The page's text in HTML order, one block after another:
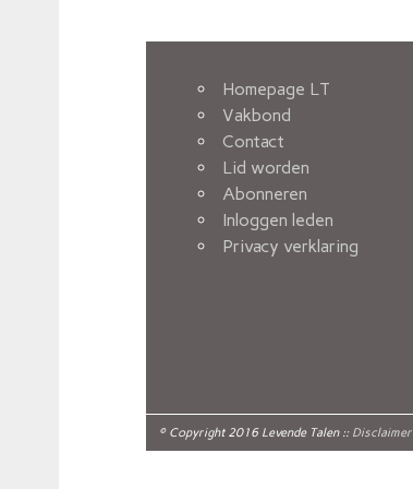
Homepage LT
Vakbond
Contact
Lid worden
Abonneren
Inloggen leden
Privacy verklaring
© Copyright 2016 Levende Talen :: Disclaimer